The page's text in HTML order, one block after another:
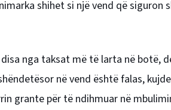
shihet si një vend që
nga taksat më të larta në botë,
në vend është falas,
grante për të ndihmuar në